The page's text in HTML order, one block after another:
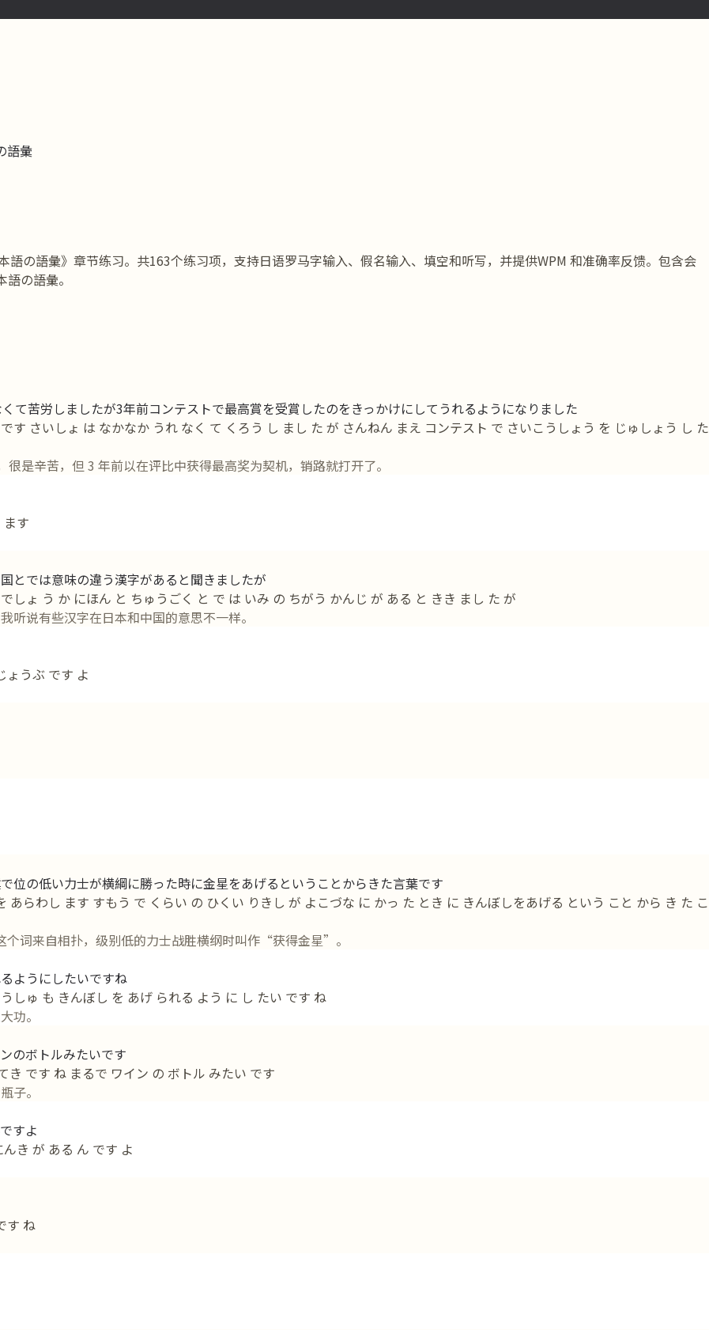
語彙
の語彙》章节练习。共163个练习项，支持日语罗马字输入、假名输入、填空和听写，并提供WPM 和准确率反馈。包含会
の語彙。
て苦労しましたが3年前コンテストで最高賞を受賞したのをきっかけにしてうれるようになりました
す さいしょ は なかなか うれ なく て くろう し まし た が さんねん まえ コンテスト で さいこうしょう を じゅしょう し た
辛苦，但 3 年前以在评比中获得最高奖为契机，销路就打开了。
す
とでは意味の違う漢字があると聞きましたが
しょ う か にほん と ちゅうごく と で は いみ の ちがう かんじ が ある と きき まし た が
说有些汉字在日本和中国的意思不一样。
ょうぶ です よ
位の低い力士が横綱に勝った時に金星をあげるということからきた言葉です
らわし ます すもう で くらい の ひくい りきし が よこづな に かっ た とき に きんぼしをあげる という こと から き た こ
词来自相扑，级别低的力士战胜横纲时叫作“获得金星”。
ようにしたいですね
しゅ も きんぼし を あげ られる よう に し たい です ね
功。
のボトルみたいです
き です ね まるで ワイン の ボトル みたい です
子。
すよ
き が ある ん です よ
す ね